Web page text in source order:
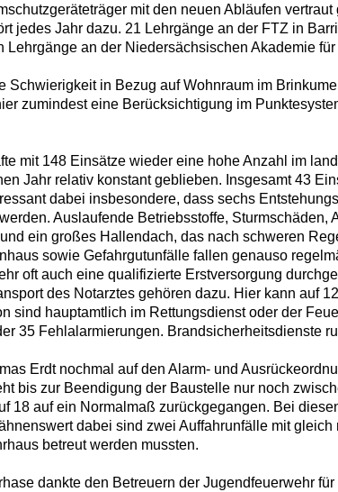
mit den neuen Abläufen
jedes Jahr dazu. 21 Lehrgänge an der FTZ in
an der Niedersächsischen Akademie
Schwierigkeit in Bezug auf Wohnraum im
zumindest eine Berücksichtigung im
mit 148 Einsätze wieder eine hohe Anzahl im
Jahr relativ konstant geblieben. Insgesamt 43
dabei insbesondere, dass sechs
Auslaufende Betriebsstoffe,
ein großes Hallendach, das nach schweren
sowie Gefahrgutunfälle fallen genauso
oft auch eine qualifizierte Erstversorgung
des Notarztes gehören dazu. Hier kann auf
sind hauptamtlich im Rettungsdienst oder der
35 Fehlalarmierungen. Brandsicherheitsdienste
Erdt nochmal auf den Alarm- und
bis zur Beendigung der Baustelle nur noch
18 auf ein Normalmaß zurückgegangen. Bei
dabei sind zwei Auffahrunfälle mit
betreut werden mussten.
dankte den Betreuern der Jugendfeuerwehr